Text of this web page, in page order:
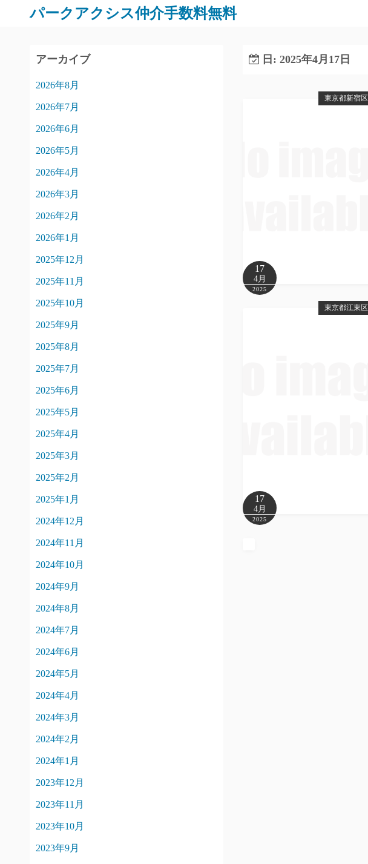
パークアクシス仲介手数料無料
日: 2025年4月17日
東京都新宿区
17
4月
2025
東京都江東区
17
4月
2025
アーカイブ
2026年8月
2026年7月
2026年6月
2026年5月
2026年4月
2026年3月
2026年2月
2026年1月
2025年12月
2025年11月
2025年10月
2025年9月
2025年8月
2025年7月
2025年6月
2025年5月
2025年4月
2025年3月
2025年2月
2025年1月
2024年12月
2024年11月
2024年10月
2024年9月
2024年8月
2024年7月
2024年6月
2024年5月
2024年4月
2024年3月
2024年2月
2024年1月
2023年12月
2023年11月
2023年10月
2023年9月